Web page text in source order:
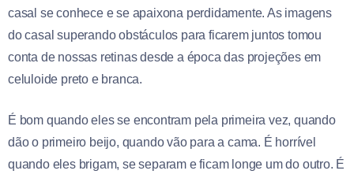
casal se conhece e se apaixona perdidamente. As imagens
do casal superando obstáculos para ficarem juntos tomou
conta de nossas retinas desde a época das projeções em
celuloide preto e branca.
É bom quando eles se encontram pela primeira vez, quando
dão o primeiro beijo, quando vão para a cama. É horrível
quando eles brigam, se separam e ficam longe um do outro. É